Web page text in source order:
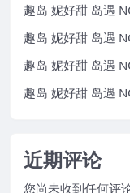
趣岛 妮好甜 岛遇
趣岛 妮好甜 岛遇
趣岛 妮好甜 岛遇
趣岛 妮好甜 岛遇
近期评论
您尚未收到任何评论